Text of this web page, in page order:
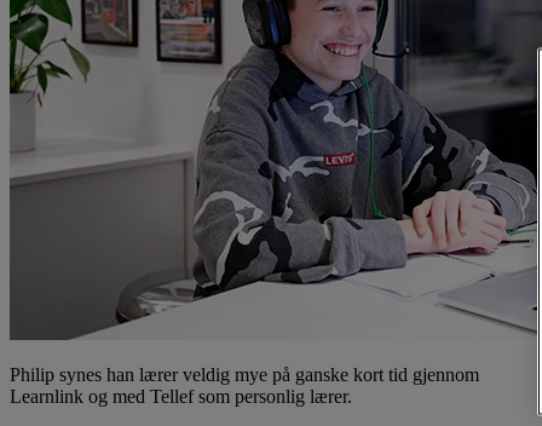
Philip synes han lærer veldig mye på ganske kort tid gjennom
Learnlink og med Tellef som personlig lærer.